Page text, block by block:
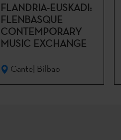
FLANDRIA-EUSKADI:
FLENBASQUE
CONTEMPORARY
MUSIC EXCHANGE
Gante| Bilbao